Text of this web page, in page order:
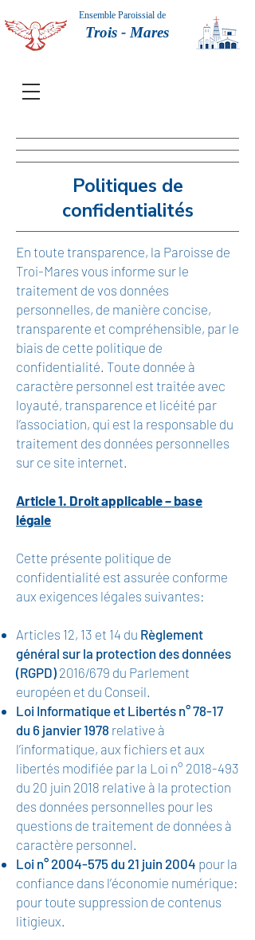
Ensemble Paroissial de
Trois - Mares
Politiques de
confidentialités
En toute transparence, la Paroisse de
Troi-Mares vous informe sur le
traitement de vos données
personnelles, de manière concise,
transparente et compréhensible, par le
biais de cette politique de
confidentialité. Toute donnée à
caractère personnel est traitée avec
loyauté, transparence et licéité par
l’association, qui est la responsable du
traitement des données personnelles
sur ce site internet.
Article 1. Droit applicable – base
légale
Cette présente politique de
confidentialité est assurée conforme
aux exigences légales suivantes:
Articles 12, 13 et 14 du Règlement
général sur la protection des données
(RGPD) 2016/679 du Parlement
européen et du Conseil.
Loi Informatique et Libertés n° 78-17
du 6 janvier 1978 relative à
l’informatique, aux fichiers et aux
libertés modifiée par la Loi n° 2018-493
du 20 juin 2018 relative à la protection
des données personnelles pour les
questions de traitement de données à
caractère personnel.
Loi n° 2004-575 du 21 juin 2004 pour la
confiance dans l’économie numérique:
pour toute suppression de contenus
litigieux.